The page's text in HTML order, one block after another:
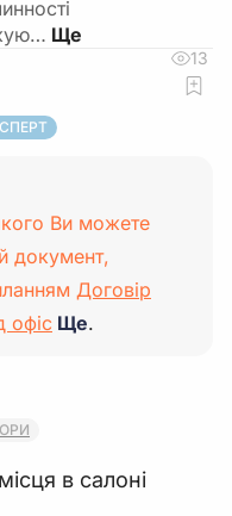
13
Ви можете
документ,
Договір
офіс Ще.
в салоні